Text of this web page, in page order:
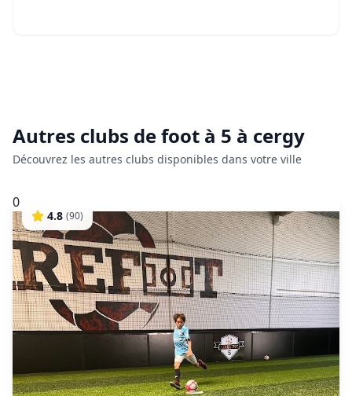
Autres clubs defoot à 5 à cergy
Découvrez les autres clubs disponibles dans votre ville
0
4.8 (90)